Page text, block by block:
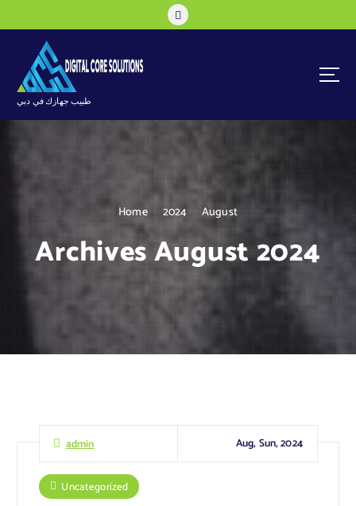
k
طبيب جهازك في دبي
Home 2024 August
Archives August 2024
admin Aug, Sun, 2024
Uncategorized